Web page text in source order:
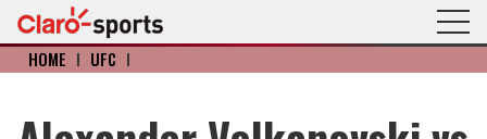
HOME I UFC I